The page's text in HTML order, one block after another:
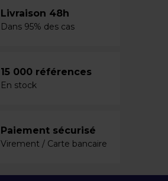
Livraison 48h
Dans 95% des cas
15 000 références
En stock
Paiement sécurisé
Virement / Carte bancaire